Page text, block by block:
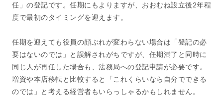
任」の登記です。任期にもよりますが、おおむね設立後2年程
度で最初のタイミングを迎えます。
任期を迎えても役員の顔ぶれが変わらない場合は「登記の必
要はないのでは」と誤解されがちですが、任期満了と同時に
同じ人が再任した場合も、法務局への登記申請が必要です。
増資や本店移転と比較すると「これくらいなら自分でできる
のでは」と考える経営者もいらっしゃるかもしれません。